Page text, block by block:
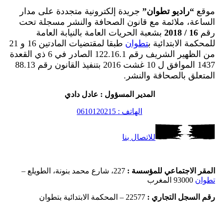
موقع “راديو تطوان” جريدة إلكترونية متجددة على مدار
الساعة، ملائمة مع قانون الصحافة والنشر مسجلة تحت
رقم 16 / 2018
بشعبة الحريات العامة بالنيابة العامة
للمحكمة الابتدائية بتطوان
طبقا لمقتضيات المادتين 16 و 21
من الظهير الشريف رقم 122.16.1 الصادر في 6 ذي القعدة
1437 الموافق ل 10 غشت 2016 بتنفيذ القانون رقم 88.13
المتعلق بالصحافة والنشر.
المدير المسؤول : عادل دادي
الهاتف : 0610120215
للاتصال بنا
المقر الاجتماعي للمؤسسة : 227، شارع محمد بنونة، الطويلع –
تطوان
رقم السجل التجاري : 22577 – المحكمة الابتدائية بتطوان